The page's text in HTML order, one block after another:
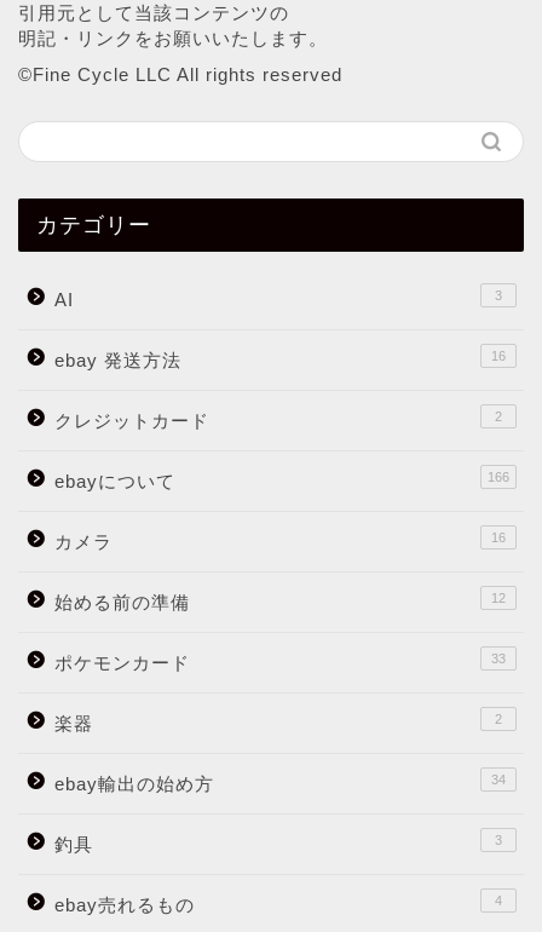
引用元として当該コンテンツの
明記・リンクをお願いいたします。
©︎Fine Cycle LLC All rights reserved
カテゴリー
AI 3
ebay 発送方法 16
クレジットカード 2
ebayについて 166
カメラ 16
始める前の準備 12
ポケモンカード 33
楽器 2
ebay輸出の始め方 34
釣具 3
ebay売れるもの 4